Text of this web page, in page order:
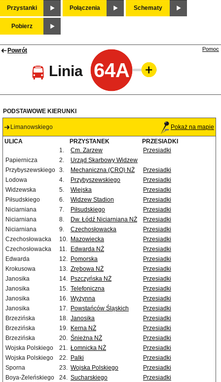
Przystanki Połączenia Schematy
Pobierz
Powrót
Linia 64A
Pomoc
PODSTAWOWE KIERUNKI
Limanowskiego Pokaż na mapie
ULICA PRZYSTANEK
PRZESIADKI
1.
Cm. Zarzew
Przesiadki
Papiernicza
2.
Urząd Skarbowy Widzew
Przybyszewskiego 3. Mechaniczna (CRO) NŻ
Przesiadki
Lodowa
4. Przybyszewskiego
Przesiadki
Widzewska
5. Wiejska
Przesiadki
Piłsudskiego
6. Widzew Stadion
Przesiadki
Niciarniana
7. Piłsudskiego
Przesiadki
Niciarniana
8. Dw. Łódź Niciarniana NŻ
Przesiadki
Niciarniana
9. Czechosłowacka
Przesiadki
Czechosłowacka
10. Mazowiecka
Przesiadki
Czechosłowacka
11. Edwarda NŻ
Przesiadki
Edwarda
12. Pomorska
Przesiadki
Krokusowa
13. Zrębowa NŻ
Przesiadki
Janosika
14. Pszczyńska NŻ
Przesiadki
Janosika
15. Telefoniczna
Przesiadki
Janosika
16. Wyżynna
Przesiadki
Janosika
17. Powstańców Śląskich
Przesiadki
Brzezińska
18. Janosika
Przesiadki
Brzezińska
19. Kerna NŻ
Przesiadki
Brzezińska
20. Śnieżna NŻ
Przesiadki
Wojska Polskiego
21. Łomnicka NŻ
Przesiadki
Wojska Polskiego
22. Palki
Przesiadki
Sporna
23. Wojska Polskiego
Przesiadki
Boya-Żeleńskiego
24. Sucharskiego
Przesiadki